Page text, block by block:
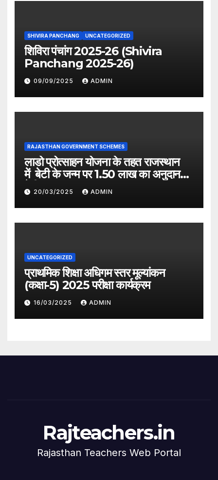
SHIVIRA PANCHANG UNCATEGORIZED
शिविरा पंचांग 2025-26 (Shivira
Panchang 2025-26)
09/09/2025 ADMIN
RAJASTHAN GOVERNMENT SCHEMES
लाडो प्रोत्साहन योजना के तहत राजस्थान
में बेटी के जन्म पर 1.50 लाख का अनुदान
देगी सरकार
20/03/2025 ADMIN
UNCATEGORIZED
प्राथमिक शिक्षा अधिगम स्तर मूल्यांकन
(कक्षा-5) 2025 परीक्षा कार्यक्रम
16/03/2025 ADMIN
Rajteachers.in
Rajasthan Teachers Web Portal